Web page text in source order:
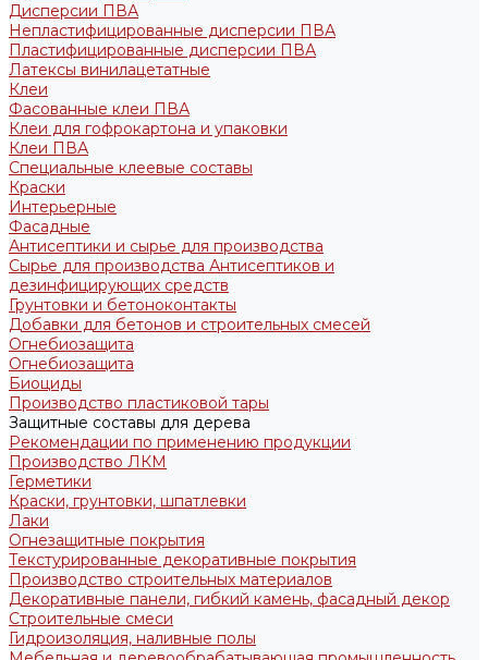
Дисперсии ПВА
Непластифицированные дисперсии ПВА
Пластифицированные дисперсии ПВА
Латексы винилацетатные
Клеи
Фасованные клеи ПВА
Клеи для гофрокартона и упаковки
Клеи ПВА
Специальные клеевые составы
Краски
Интерьерные
Фасадные
Антисептики и сырье для производства
Сырье для производства Антисептиков и
дезинфицирующих средств
Грунтовки и бетоноконтакты
Добавки для бетонов и строительных смесей
Огнебиозащита
Огнебиозащита
Биоциды
Производство пластиковой тары
Защитные составы для дерева
Рекомендации по применению продукции
Производство ЛКМ
Герметики
Краски, грунтовки, шпатлевки
Лаки
Огнезащитные покрытия
Текстурированные декоративные покрытия
Производство строительных материалов
Декоративные панели, гибкий камень, фасадный декор
Строительные смеси
Гидроизоляция, наливные полы